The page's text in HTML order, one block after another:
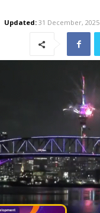
Updated: 31 December, 2025